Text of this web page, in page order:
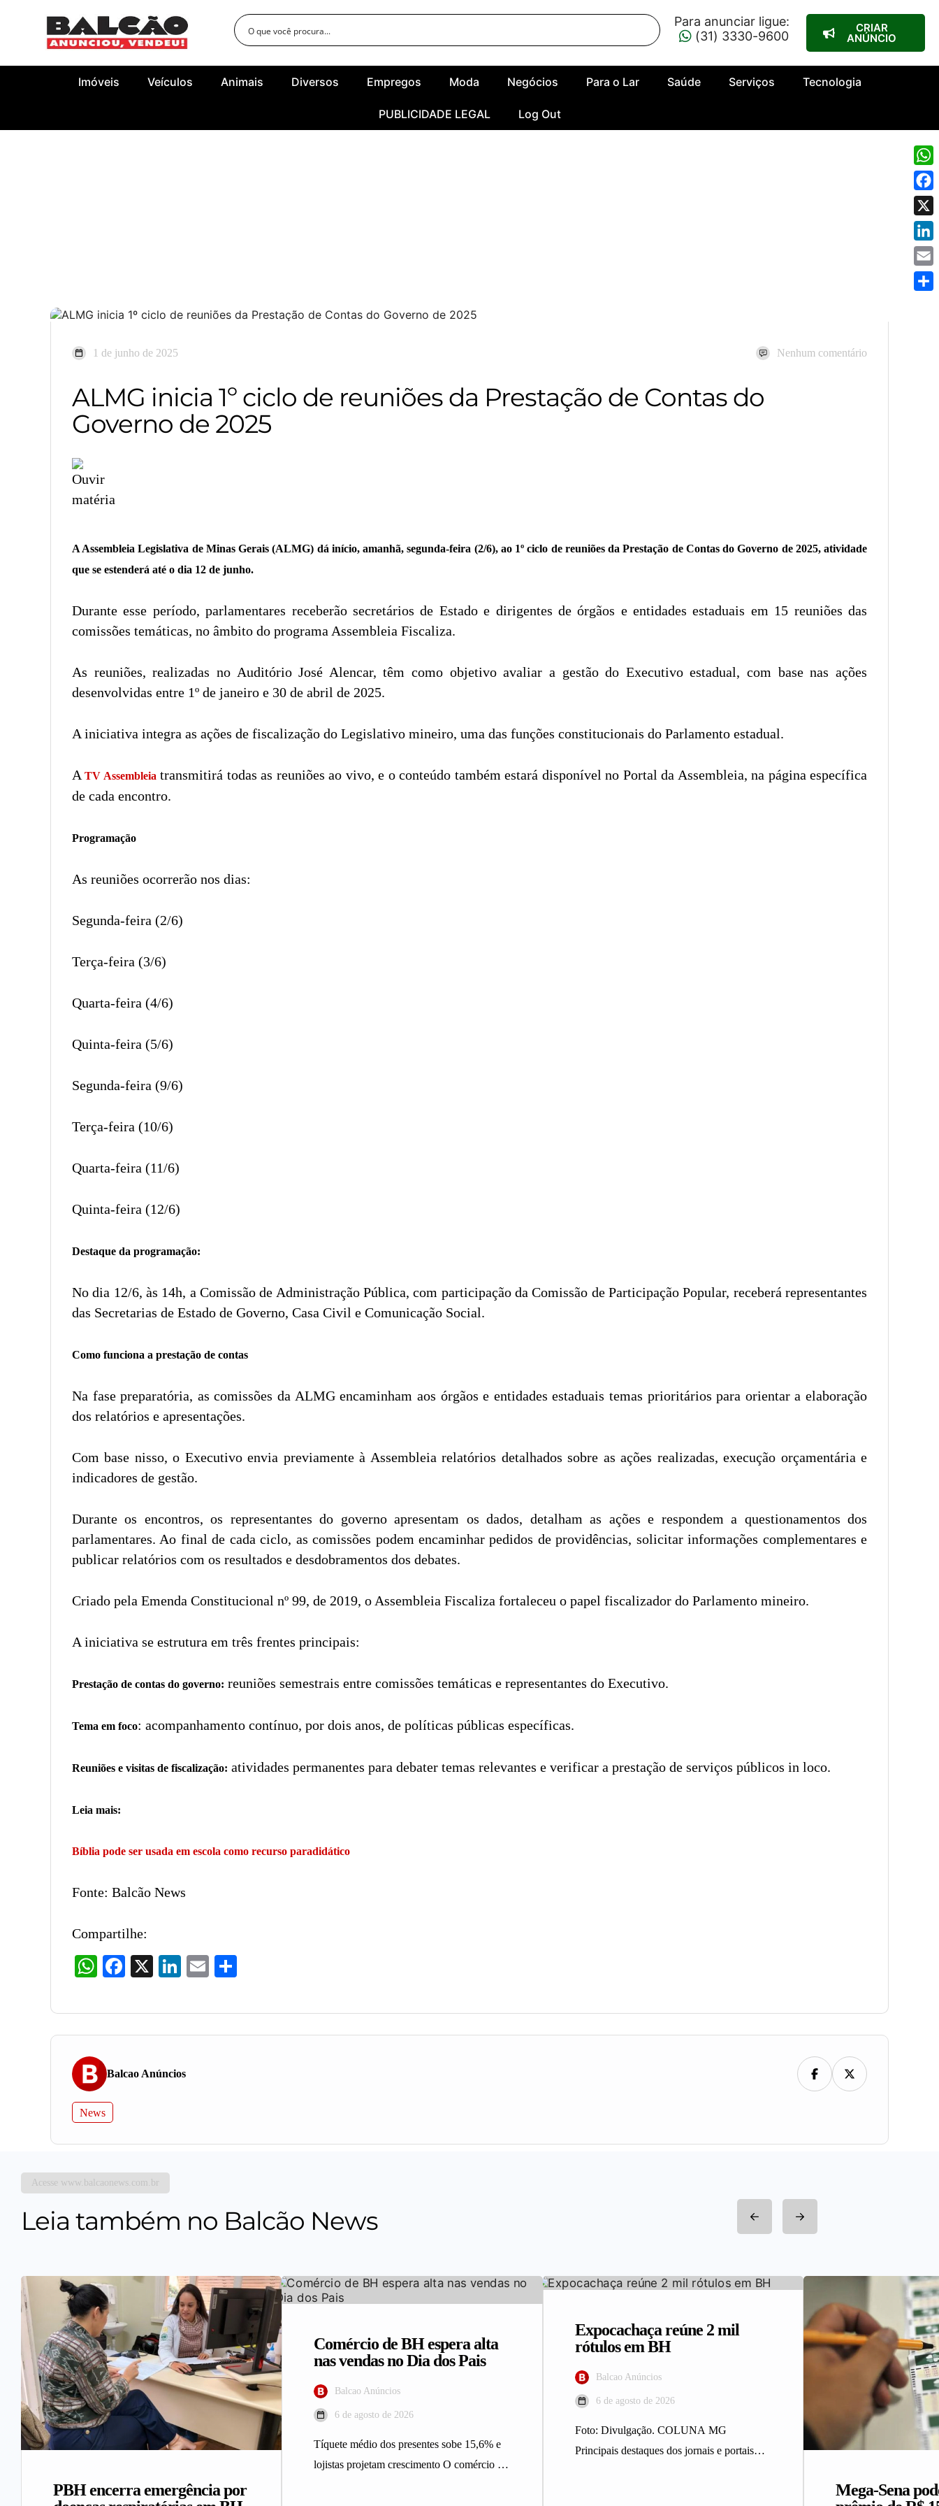
Para anunciar ligue:
(31) 3330-9600
CRIAR
ANÚNCIO
Imóveis Veículos Animais Diversos Empregos Moda Negócios Para o Lar Saúde Serviços Tecnologia
PUBLICIDADE LEGAL Log Out
1 de junho de 2025 Nenhum comentário
ALMG inicia 1º ciclo de reuniões da Prestação de Contas do
Governo de 2025
A Assembleia Legislativa de Minas Gerais (ALMG) dá início, amanhã, segunda-feira (2/6), ao 1º ciclo de reuniões da Prestação de Contas do Governo de 2025, atividade
que se estenderá até o dia 12 de junho.
Durante esse período, parlamentares receberão secretários de Estado e dirigentes de órgãos e entidades estaduais em 15 reuniões das
comissões temáticas, no âmbito do programa Assembleia Fiscaliza.
As reuniões, realizadas no Auditório José Alencar, têm como objetivo avaliar a gestão do Executivo estadual, com base nas ações
desenvolvidas entre 1º de janeiro e 30 de abril de 2025.
A iniciativa integra as ações de fiscalização do Legislativo mineiro, uma das funções constitucionais do Parlamento estadual.
A TV Assembleia transmitirá todas as reuniões ao vivo, e o conteúdo também estará disponível no Portal da Assembleia, na página específica
de cada encontro.
Programação
As reuniões ocorrerão nos dias:
Segunda-feira (2/6)
Terça-feira (3/6)
Quarta-feira (4/6)
Quinta-feira (5/6)
Segunda-feira (9/6)
Terça-feira (10/6)
Quarta-feira (11/6)
Quinta-feira (12/6)
Destaque da programação:
No dia 12/6, às 14h, a Comissão de Administração Pública, com participação da Comissão de Participação Popular, receberá representantes
das Secretarias de Estado de Governo, Casa Civil e Comunicação Social.
Como funciona a prestação de contas
Na fase preparatória, as comissões da ALMG encaminham aos órgãos e entidades estaduais temas prioritários para orientar a elaboração
dos relatórios e apresentações.
Com base nisso, o Executivo envia previamente à Assembleia relatórios detalhados sobre as ações realizadas, execução orçamentária e
indicadores de gestão.
Durante os encontros, os representantes do governo apresentam os dados, detalham as ações e respondem a questionamentos dos
parlamentares. Ao final de cada ciclo, as comissões podem encaminhar pedidos de providências, solicitar informações complementares e
publicar relatórios com os resultados e desdobramentos dos debates.
Criado pela Emenda Constitucional nº 99, de 2019, o Assembleia Fiscaliza fortaleceu o papel fiscalizador do Parlamento mineiro.
A iniciativa se estrutura em três frentes principais:
Prestação de contas do governo: reuniões semestrais entre comissões temáticas e representantes do Executivo.
Tema em foco: acompanhamento contínuo, por dois anos, de políticas públicas específicas.
Reuniões e visitas de fiscalização: atividades permanentes para debater temas relevantes e verificar a prestação de serviços públicos in loco.
Leia mais:
Bíblia pode ser usada em escola como recurso paradidático
Fonte: Balcão News
Compartilhe:
WhatsAppFacebook LinkedInEmail
Balcao Anúncios
News
Acesse www.balcaonews.com.br
Leia também no Balcão News
PBH encerra emergência por
Comércio de BH espera alta
nas vendas no Dia dos Pais
Balcao Anúncios
6 de agosto de 2026
Tíquete médio dos presentes sobe 15,6% e
lojistas projetam crescimento O comércio de
Expocachaça reúne 2 mil
rótulos em BH
Balcao Anúncios
6 de agosto de 2026
Foto: Divulgação. COLUNA MG
Principais destaques dos jornais e portais
Mega-Sena
X